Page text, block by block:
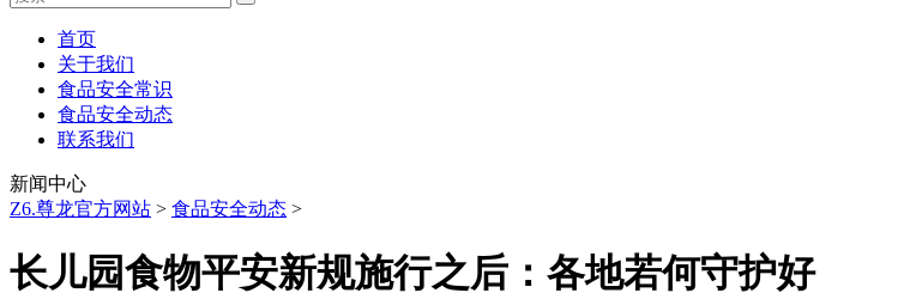
首页
关于我们
食品安全常识
食品安全动态
联系我们
新闻中心
Z6.尊龙官方网站 > 食品安全动态 >
长儿园食物平安新规施行之后：各地若何守护好